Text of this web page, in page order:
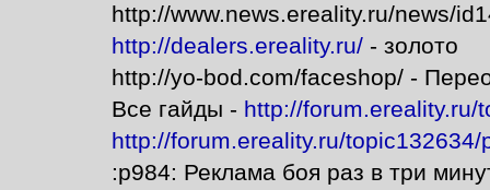
http://www.news.ereality.ru/news/
http://dealers.ereality.ru/- золото
http://yo-bod.com/faceshop/ -
Все гайды - http://forum.ereality.ru/
http://forum.ereality.ru/topic132634/
:p984: Реклама боя раз в три